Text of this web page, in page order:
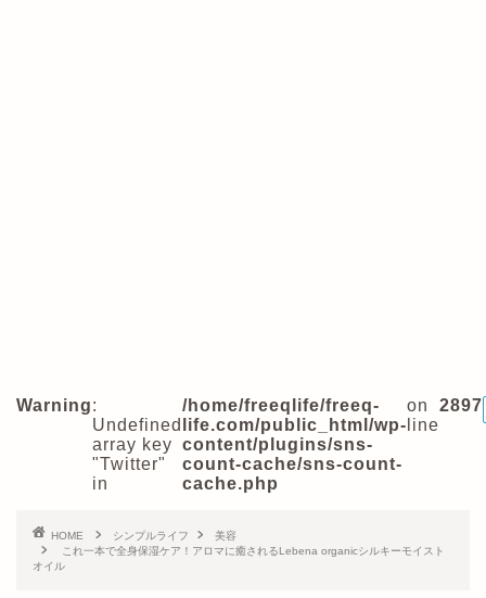
Warning:
Undefined
array key
"Twitter"
in
/home/freeqlife/freeq-
life.com/public_html/wp-
content/plugins/sns-
count-cache/sns-count-
cache.php
on
line
2897
HOME シンプルライフ
美容
これ一本で全身保湿ケア！アロマに癒されるLebena organicシルキーモイスト
オイル